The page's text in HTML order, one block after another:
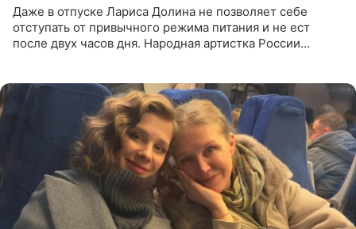
Даже в отпуске Лариса Долина не позволяет себе
отступать от привычного режима питания и не ест
после двух часов дня. Народная артистка России